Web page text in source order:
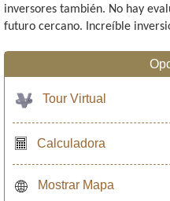
inversores también. No hay
futuro cercano. Increíble
Tour Virtual
Calculadora
Mostrar Mapa